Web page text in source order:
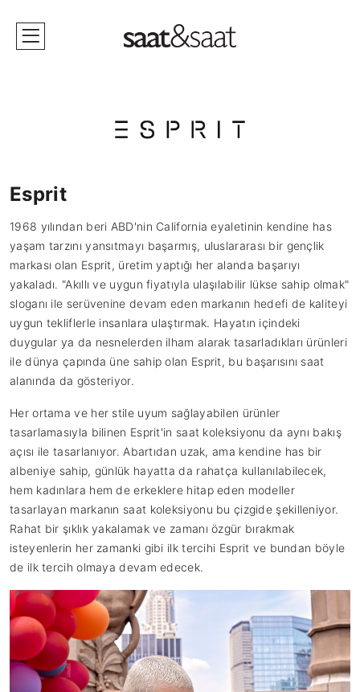
Esprit
1968 yılından beri ABD'nin California eyaletinin kendine has
yaşam tarzını yansıtmayı başarmış, uluslararası bir gençlik
markası olan Esprit, üretim yaptığı her alanda başarıyı
yakaladı. "Akıllı ve uygun fiyatıyla ulaşılabilir lükse sahip olmak"
sloganı ile serüvenine devam eden markanın hedefi de kaliteyi
uygun tekliflerle insanlara ulaştırmak. Hayatın içindeki
duygular ya da nesnelerden ilham alarak tasarladıkları ürünleri
ile dünya çapında üne sahip olan Esprit, bu başarısını saat
alanında da gösteriyor.
Her ortama ve her stile uyum sağlayabilen ürünler
tasarlamasıyla bilinen Esprit'in saat koleksiyonu da aynı bakış
açısı ile tasarlanıyor. Abartıdan uzak, ama kendine has bir
albeniye sahip, günlük hayatta da rahatça kullanılabilecek,
hem kadınlara hem de erkeklere hitap eden modeller
tasarlayan markanın saat koleksiyonu bu çizgide şekilleniyor.
Rahat bir şıklık yakalamak ve zamanı özgür bırakmak
isteyenlerin her zamanki gibi ilk tercihi Esprit ve bundan böyle
de ilk tercih olmaya devam edecek.